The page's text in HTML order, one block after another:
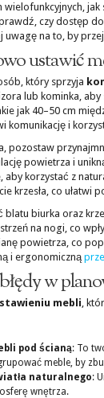
wielofunkcyjnych,
czy dostęp
uwagę na to, by
ustawić
który sprzyja
lub kominka,
jak 40–50 cm
komunikację i
pozostaw
powietrza i
aby korzystać z
krzesła, co ułatwi
blatu biurka oraz
na nogi, co
powietrza, co
i ergonomiczną
w
mebli,
pod ścianą: To
meble, by
naturalnego:
wnętrza.